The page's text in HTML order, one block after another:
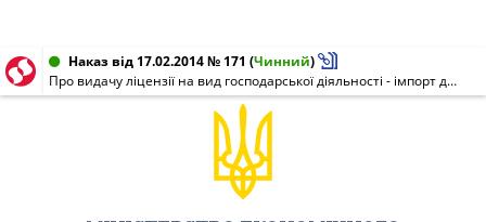
Наказ від 17.02.2014 № 171 (Чинний)
Про видачу ліцензії на вид господарської діяльності - імпорт дисків для лазерних систем зчитування